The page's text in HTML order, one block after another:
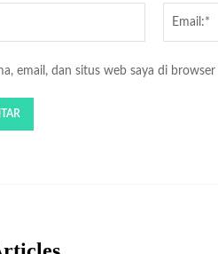
email, dan situs web saya di